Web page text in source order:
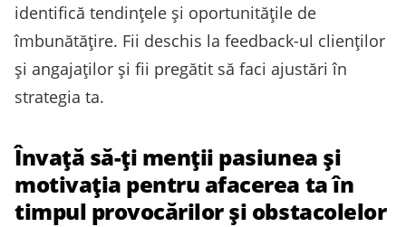
identifică tendințele și oportunitățile de
îmbunătățire. Fii deschis la feedback-ul clienților
și angajaților și fii pregătit să faci ajustări în
strategia ta.
Învață să-ți menții pasiunea și
motivația pentru afacerea ta în
timpul provocărilor și obstacolelor